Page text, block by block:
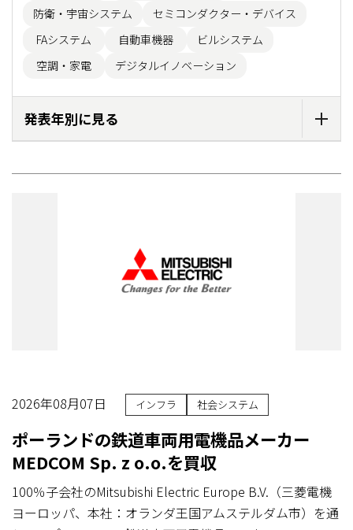
防衛・宇宙システム
セミコンダクター・デバイス
FAシステム
自動車機器
ビルシステム
空調・家電
デジタルイノベーション
発表年別に見る
2026年08月07日 インフラ 社会システム
ポーランドの鉄道車両用電機品メーカー
MEDCOM Sp. z o.o.を買収
100％子会社のMitsubishi Electric Europe B.V.（三菱電機
ヨーロッパ、本社：オランダ王国アムステルダム市）を通